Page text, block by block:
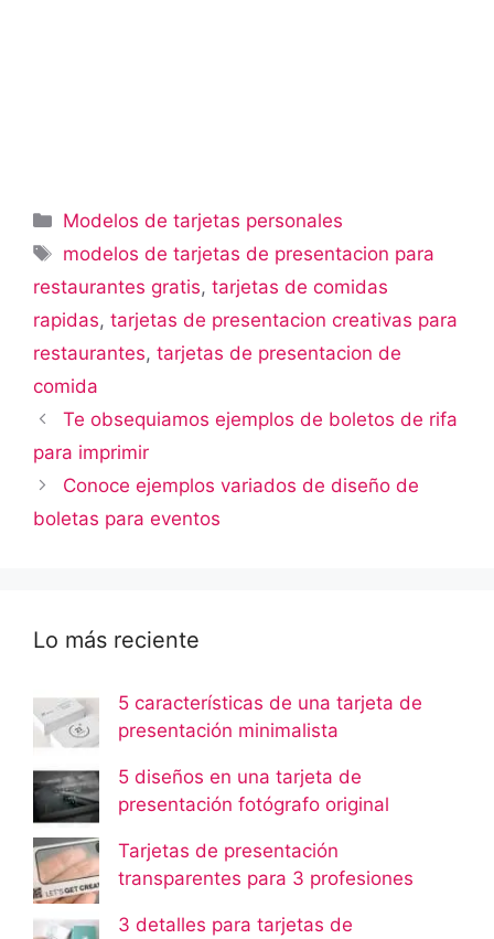
Categorías
Modelos de tarjetas personales
Etiquetas
modelos de tarjetas de presentacion para
restaurantes gratis, tarjetas de comidas
rapidas, tarjetas de presentacion creativas para
restaurantes, tarjetas de presentacion de
comida
Te obsequiamos ejemplos de boletos de rifa
para imprimir
Conoce ejemplos variados de diseño de
boletas para eventos
Lo más reciente
5 características de una tarjeta de
presentación minimalista
5 diseños en una tarjeta de
presentación fotógrafo original
Tarjetas de presentación
transparentes para 3 profesiones
3 detalles para tarjetas de